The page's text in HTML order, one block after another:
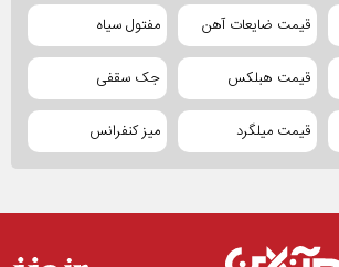
قیمت ضایعات آهن مفتول سیاه
قیمت هبلکس جک سقفی
قیمت میلگرد میز کنفرانس